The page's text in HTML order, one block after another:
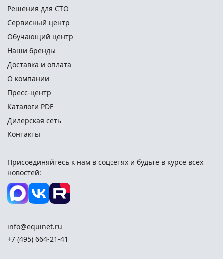
Решения для СТО
Сервисный центр
Обучающий центр
Наши бренды
Доставка и оплата
О компании
Пресс-центр
Каталоги PDF
Дилерская сеть
Контакты
Присоединяйтесь к нам в соцсетях и будьте в курсе всех
новостей:
info@equinet.ru
+7 (495) 664-21-41